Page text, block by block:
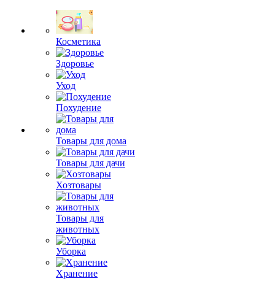
Косметика
Здоровье
Уход
Похудение
Товары для дома
Товары для дачи
Хозтовары
Товары для
животных
Уборка
Хранение